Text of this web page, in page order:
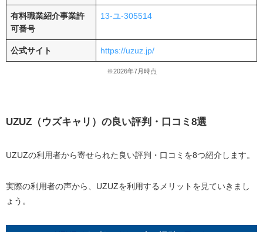
有料職業紹介事業許
可番号
13-ユ-305514
公式サイト https://uzuz.jp/
※2026年7月時点
UZUZ（ウズキャリ）の良い評判・口コミ8選
UZUZの利用者から寄せられた良い評判・口コミを8つ紹介します。
実際の利用者の声から、UZUZを利用するメリットを見ていきまし
ょう。